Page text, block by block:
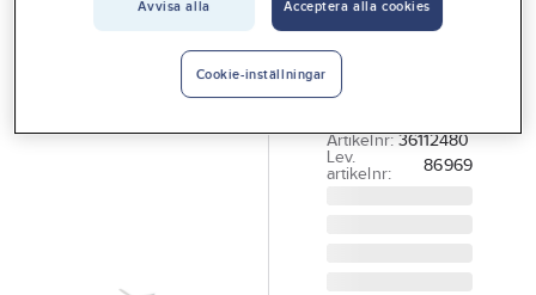
Hävertpump
PELA
HÄVERTPUMP
Artikelnr: 36112480
Lev.
artikelnr:
86969
Avvisa alla Acceptera alla cookies
Cookie-inställningar